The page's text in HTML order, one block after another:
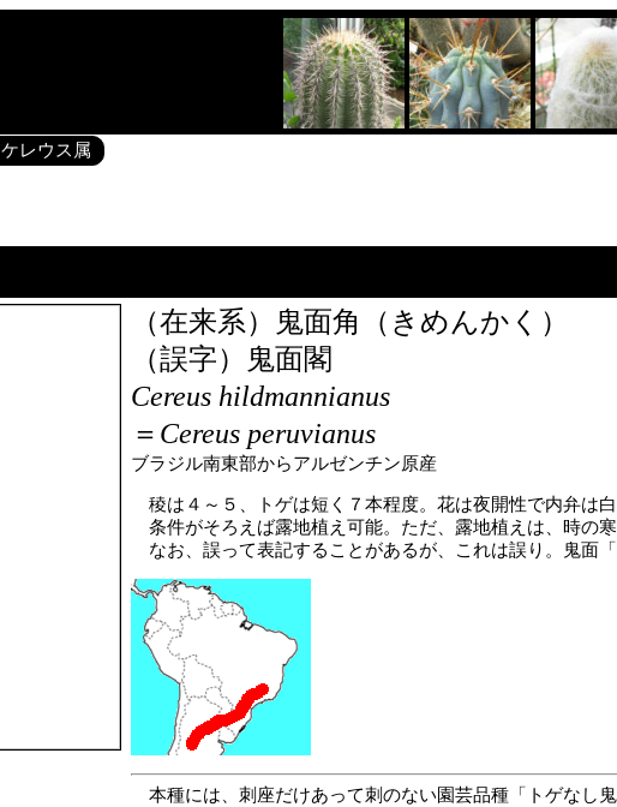
ケレウス属
（在来系）鬼面角（きめんかく）
（誤字）鬼面閣
Cereus hildmannianus
＝ Cereus peruvianus
ブラジル南東部からアルゼンチン原産
稜は４～５、トゲは短く７本程度。花は夜開性で内弁は白
条件がそろえば露地植え可能。ただ、露地植えは、時の
なお、誤って表記することがあるが、これは誤り。鬼面「
本種には、刺座だけあって刺のない園芸品種「トゲなし